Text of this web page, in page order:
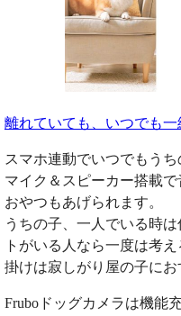
離れていても、いつでも一
スマホ連動でいつでもう
マイク＆スピーカー搭載で
おやつもあげられます。
うちの子、一人でいる時
トがいる人なら一度は考
掛けは寂しがり屋の子にお
Fruboドッグカメラは機能